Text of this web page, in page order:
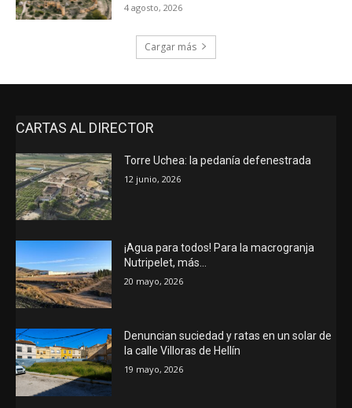
4 agosto, 2026
Cargar más
CARTAS AL DIRECTOR
Torre Uchea: la pedanía defenestrada
12 junio, 2026
¡Agua para todos! Para la macrogranja
Nutripelet, más…
20 mayo, 2026
Denuncian suciedad y ratas en un solar de
la calle Villoras de Hellín
19 mayo, 2026